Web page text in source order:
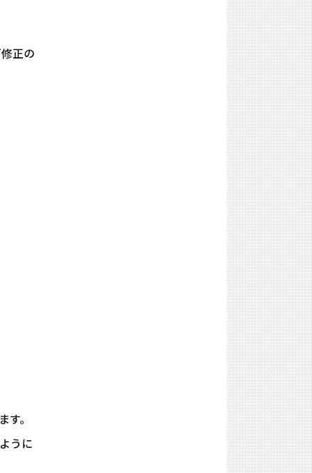
正の
。
うに